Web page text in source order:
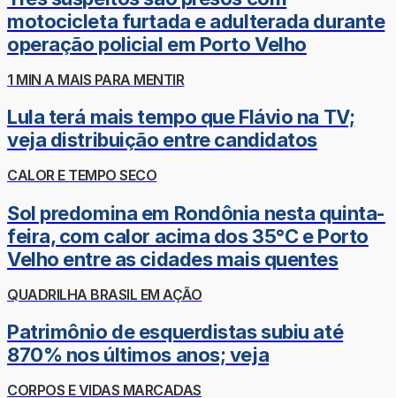
motocicleta furtada e adulterada durante
operação policial em Porto Velho
1 MIN A MAIS PARA MENTIR
Lula terá mais tempo que Flávio na TV;
veja distribuição entre candidatos
CALOR E TEMPO SECO
Sol predomina em Rondônia nesta quinta-
feira, com calor acima dos 35°C e Porto
Velho entre as cidades mais quentes
QUADRILHA BRASIL EM AÇÃO
Patrimônio de esquerdistas subiu até
870% nos últimos anos; veja
CORPOS E VIDAS MARCADAS